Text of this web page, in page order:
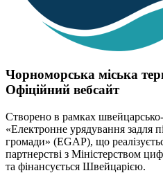
Чорноморська міська
Офіційний вебсайт
Створено в рамках
«Електронне урядування задля
громади» (EGAP), що
партнерстві з Міністерством
та фінансується Швейцарією.